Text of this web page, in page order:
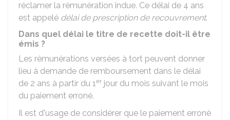
réclamer la rémunération indue. Ce délai de 4 ans
est appelé délai de prescription de recouvrement.
Dans quel délai le titre de recette doit-il être
émis ?
Les rémunérations versées à tort peuvent donner
lieu à demande de remboursement dans le délai
de 2 ans à partir du 1er jour du mois suivant le mois
du paiement erroné.
Il est d'usage de considérer que le paiement erroné